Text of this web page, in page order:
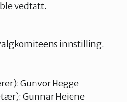
vedtatt.
innstilling.
Gunvor Hegge
Gunnar Heiene